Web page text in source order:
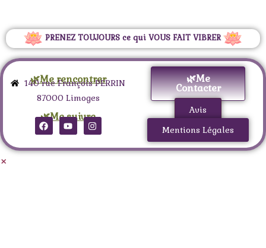
PRENEZ TOUJOURS ce qui VOUS FAIT VIBRER
🌿Me rencontrer
140 rue François PERRIN
87000 Limoges
🌿Me
Contacter
🌿Me suivre
Avis
Mentions Légales
×